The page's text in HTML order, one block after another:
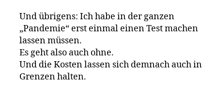
Und übrigens: Ich habe in der ganzen
„Pandemie“ erst einmal einen Test machen
lassen müssen.
Es geht also auch ohne.
Und die Kosten lassen sich demnach auch in
Grenzen halten.